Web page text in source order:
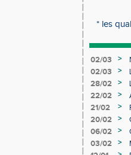
* les
02/03 >
02/03
>
28/02 >
22/02
>
21/02
>
20/02
>
06/02
>
03/02
>